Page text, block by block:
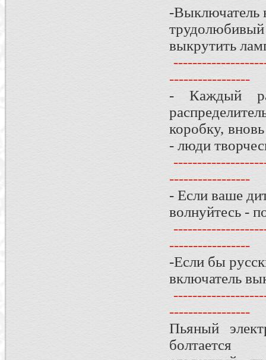
-Выключатель
трудолюбивый
выкрутить
-----------------
- Каждый
коробку,
- люди
-----------------
- Если ваше
волнуйтесь -
-----------------
-Если бы
включатель
-----------------
Пьяный
болтается